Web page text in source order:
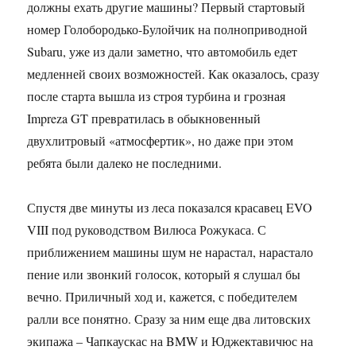
должны ехать другие машины? Первый стартовый
номер Голобородько-Булойчик на полноприводной
Subaru, уже из дали заметно, что автомобиль едет
медленней своих возможностей. Как оказалось, сразу
после старта вышла из строя турбина и грозная
Impreza GT превратилась в обыкновенный
двухлитровый «атмосфертик», но даже при этом
ребята были далеко не последними.
Спустя две минуты из леса показался красавец EVO
VIII под руководством Вилюса Рожукаса. С
приближением машины шум не нарастал, нарастало
пение или звонкий голосок, который я слушал бы
вечно. Приличный ход и, кажется, с победителем
ралли все понятно. Сразу за ним еще два литовских
экипажа – Чапкаускас на BMW и Юджектавичюс на